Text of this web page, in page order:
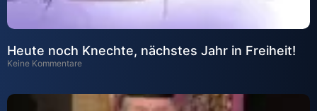
Heute noch Knechte, nächstes Jahr in Freiheit!
Keine Kommentare